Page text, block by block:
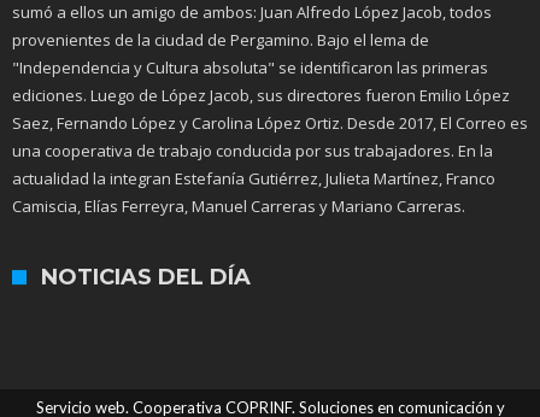
sumó a ellos un amigo de ambos: Juan Alfredo López Jacob, todos
provenientes de la ciudad de Pergamino. Bajo el lema de
"Independencia y Cultura absoluta" se identificaron las primeras
ediciones. Luego de López Jacob, sus directores fueron Emilio López
Saez, Fernando López y Carolina López Ortiz. Desde 2017, El Correo es
una cooperativa de trabajo conducida por sus trabajadores. En la
actualidad la integran Estefanía Gutiérrez, Julieta Martínez, Franco
Camiscia, Elías Ferreyra, Manuel Carreras y Mariano Carreras.
NOTICIAS DEL DÍA
Servicio web. Cooperativa COPRINF. Soluciones en comunicación y